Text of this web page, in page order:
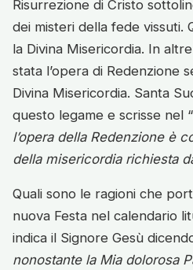
Risurrezione di Cristo
dei misteri della fede vissuti.
la Divina Misericordia. In
stata l’opera di Redenzione
Divina Misericordia. Santa
questo legame e scrisse nel
l’opera della Redenzione è
della misericordia richiesta
Quali sono le ragioni che
nuova Festa nel calendario
indica il Signore Gesù
nonostante la Mia dolorosa